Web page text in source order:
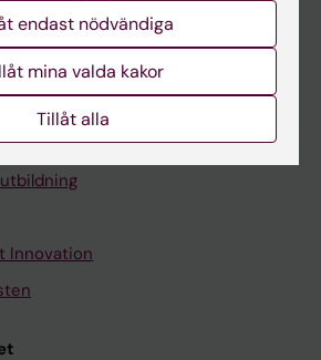
Innovation
endast nödvändiga
mina valda kakor
Tillåt alla